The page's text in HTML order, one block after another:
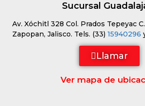
Sucursal
Av. Xóchitl 328 Col. Prados Tepeyac
Zapopan, Jalisco. Tels. (33) 15940296
Llamar
Ver mapa de